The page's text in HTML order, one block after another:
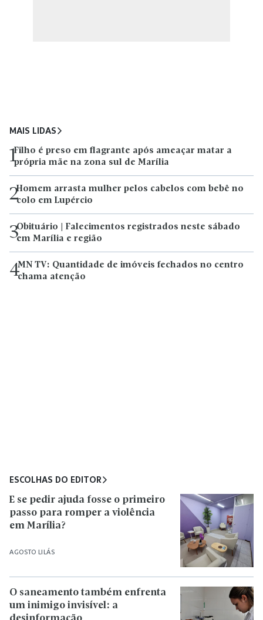
MAIS LIDAS
1Filho é preso em flagrante após ameaçar matar a
própria mãe na zona sul de Marília
2Homem arrasta mulher pelos cabelos com bebê no
colo em Lupércio
3Obituário | Falecimentos registrados neste sábado
em Marília e região
4MN TV: Quantidade de imóveis fechados no centro
chama atenção
ESCOLHAS DO EDITOR
AGOSTO LILÁS
E se pedir ajuda fosse o primeiro
passo para romper a violência
em Marília?
O saneamento também enfrenta
um inimigo invisível: a